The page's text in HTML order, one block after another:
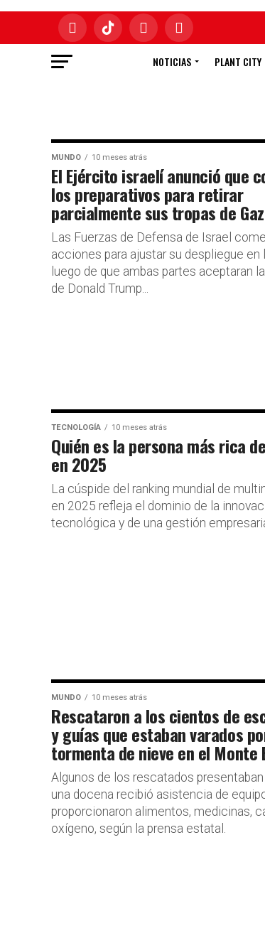
NOTICIAS PLANT CITY
MUNDO 10 meses atrás
El Ejército israelí anunció que
los preparativos para retirar
parcialmente sus tropas de
Las Fuerzas de Defensa de Israel
acciones para ajustar su despliegue en
luego de que ambas partes aceptaran
de Donald Trump...
TECNOLOGÍA 10 meses atrás
Quién es la persona más rica
en 2025
La cúspide del ranking mundial de
en 2025 refleja el dominio de la
tecnológica y de una gestión
MUNDO 10 meses atrás
Rescataron a los cientos de
y guías que estaban varados
tormenta de nieve en el Monte
Algunos de los rescatados
una docena recibió asistencia de
proporcionaron alimentos, medicinas,
oxígeno, según la prensa estatal.